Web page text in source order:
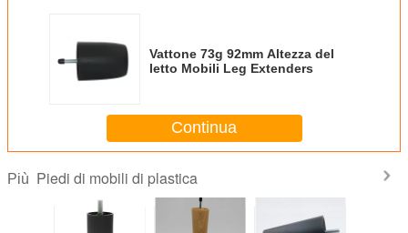
Vattone 73g 92mm Altezza del
letto Mobili Leg Extenders
Continua
Più Piedi di mobili di plastica